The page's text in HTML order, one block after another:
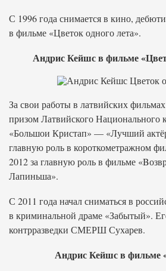
С 1996 года снимается в кино,
в фильме «Цветок одного лета».
Андрис Кейшс в фильме
За свои работы в латвийских
призом Латвийского Национального
«Большои Кристап» — «Лучший
главную роль в короткометражном
2012 за главную роль в фильме
Лапиньша».
С 2011 года начал сниматься в
в криминальной драме «Забытый».
контрразведки СМЕРШ Сухарев.
Андрис Кейшс в фильме